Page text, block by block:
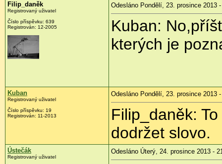
Filip_daněk
Registrovaný uživatel
Číslo příspěvku: 639
Registrován: 12-2005
Odesláno Pondělí, 23. prosince 2013
Kuban:
kterých je
Kuban
Registrovaný uživatel
Číslo příspěvku: 19
Registrován: 11-2013
Odesláno Pondělí, 23. prosince 2013
Filip_daněk:
dodržet slovo.
Ústečák
Registrovaný uživatel
Odesláno Úterý, 24. prosince 2013 -